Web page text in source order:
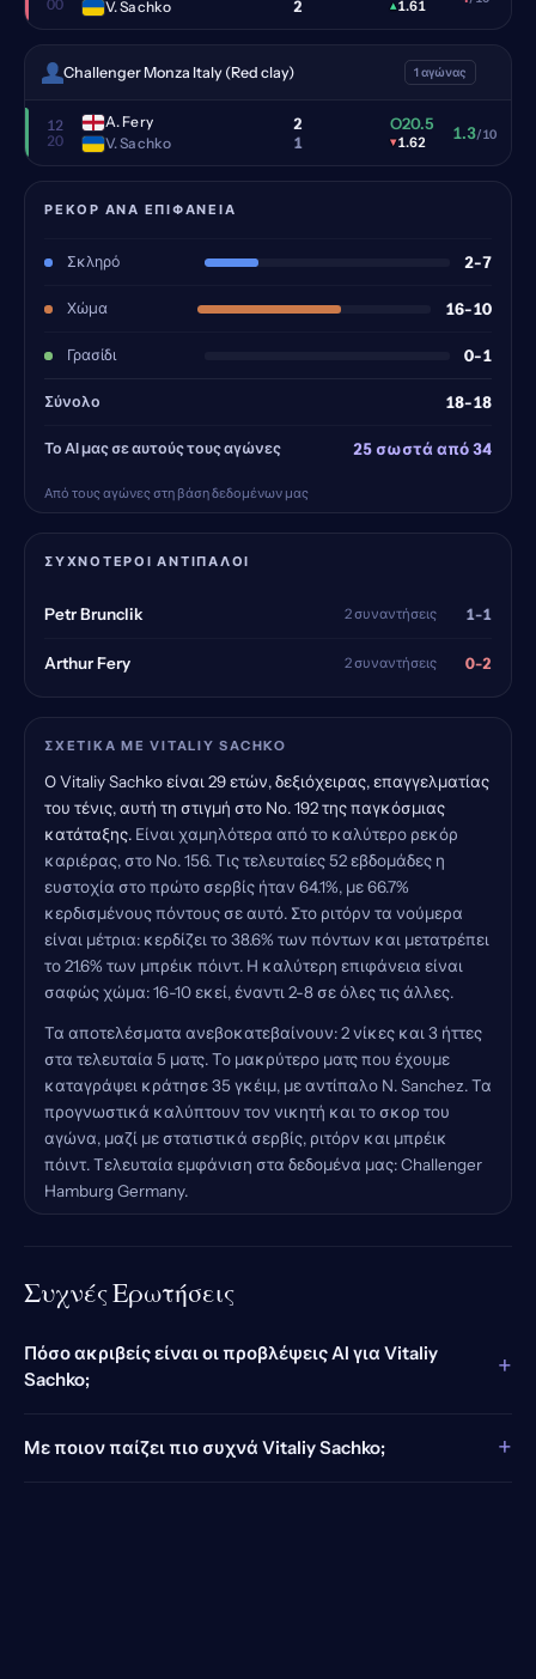
00 V. Sachko 2 ▴1.61
Challenger Monza Italy (Red clay) 1 αγώνας
12
20
A. Fery
V. Sachko
2
1
O20.5
▾1.62 1.3/10
ΡΕΚΌΡ ΑΝΆ ΕΠΙΦΆΝΕΙΑ
Σκληρό 2-7
Χώμα 16-10
Γρασίδι 0-1
Σύνολο 18-18
Το AI μας σε αυτούς τους αγώνες 25 σωστά από 34
Από τους αγώνες στη βάση δεδομένων μας
ΣΥΧΝΌΤΕΡΟΙ ΑΝΤΊΠΑΛΟΙ
Petr Brunclik 2 συναντήσεις 1-1
Arthur Fery 2 συναντήσεις 0-2
ΣΧΕΤΙΚΆ ΜΕ VITALIY SACHKO
Ο Vitaliy Sachko είναι 29 ετών, δεξιόχειρας, επαγγελματίας
του τένις, αυτή τη στιγμή στο Νο. 192 της παγκόσμιας
κατάταξης. Είναι χαμηλότερα από το καλύτερο ρεκόρ
καριέρας, στο Νο. 156. Τις τελευταίες 52 εβδομάδες η
ευστοχία στο πρώτο σερβίς ήταν 64.1%, με 66.7%
κερδισμένους πόντους σε αυτό. Στο ριτόρν τα νούμερα
είναι μέτρια: κερδίζει το 38.6% των πόντων και μετατρέπει
το 21.6% των μπρέικ πόιντ. Η καλύτερη επιφάνεια είναι
σαφώς χώμα: 16-10 εκεί, έναντι 2-8 σε όλες τις άλλες.
Τα αποτελέσματα ανεβοκατεβαίνουν: 2 νίκες και 3 ήττες
στα τελευταία 5 ματς. Το μακρύτερο ματς που έχουμε
καταγράψει κράτησε 35 γκέιμ, με αντίπαλο N. Sanchez. Τα
προγνωστικά καλύπτουν τον νικητή και το σκορ του
αγώνα, μαζί με στατιστικά σερβίς, ριτόρν και μπρέικ
πόιντ. Τελευταία εμφάνιση στα δεδομένα μας: Challenger
Hamburg Germany.
Συχνές Ερωτήσεις
Πόσο ακριβείς είναι οι προβλέψεις AI για Vitaliy
Sachko;
+
Με ποιον παίζει πιο συχνά Vitaliy Sachko; +